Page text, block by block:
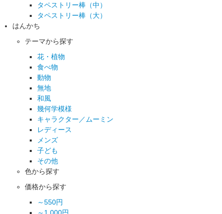
タペストリー棒（中）
タペストリー棒（大）
はんかち
テーマから探す
花・植物
食べ物
動物
無地
和風
幾何学模様
キャラクター／ムーミン
レディース
メンズ
子ども
その他
色から探す
価格から探す
～550円
～1,000円